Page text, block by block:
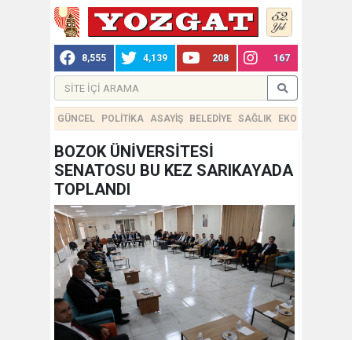
8,555 4,139 208 167
GÜNCEL POLİTİKA ASAYİŞ BELEDİYE SAĞLIK EKONOMİ
BOZOK ÜNİVERSİTESİ
SENATOSU BU KEZ SARIKAYADA
TOPLANDI